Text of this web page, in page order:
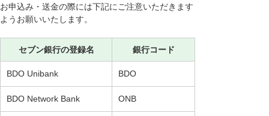
お申込み・送金の際には下記にご注意いただきます
ようお願いいたします。
セブン銀行の登録名 銀行コード
BDO Unibank BDO
BDO Network Bank ONB